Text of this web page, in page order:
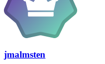
jmalmsten